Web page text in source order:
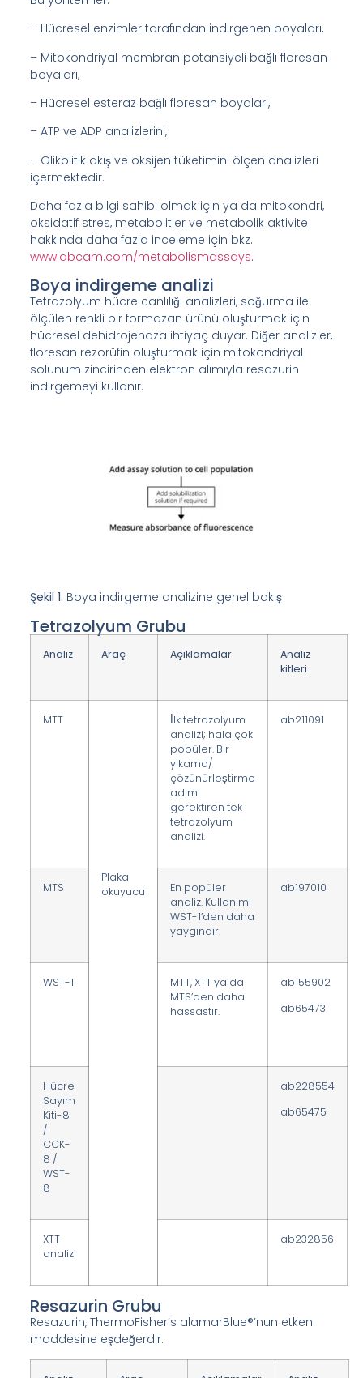
– Hücresel enzimler tarafından indirgenen boyaları,
– Mitokondriyal membran potansiyeli bağlı floresan
boyaları,
– Hücresel esteraz bağlı floresan boyaları,
– ATP ve ADP analizlerini,
– Glikolitik akış ve oksijen tüketimini ölçen analizleri
içermektedir.
Daha fazla bilgi sahibi olmak için ya da mitokondri,
oksidatif stres, metabolitler ve metabolik aktivite
hakkında daha fazla inceleme için bkz.
www.abcam.com/metabolismassays.
Boya indirgeme analizi
Tetrazolyum hücre canlılığı analizleri, soğurma ile
ölçülen renkli bir formazan ürünü oluşturmak için
hücresel dehidrojenaza ihtiyaç duyar. Diğer analizler,
floresan rezorüfin oluşturmak için mitokondriyal
solunum zincirinden elektron alımıyla resazurin
indirgemeyi kullanır.
Şekil 1. Boya indirgeme analizine genel bakış
Tetrazolyum Grubu
Analiz Araç Açıklamalar
Analiz
kitleri
MTT
Plaka
okuyucu
İlk tetrazolyum
analizi; hala çok
popüler. Bir
yıkama/
çözünürleştirme
adımı
gerektiren tek
tetrazolyum
analizi.
ab211091
MTS
En popüler
analiz. Kullanımı
WST-1’den daha
yaygındır.
ab197010
WST-1
MTT, XTT ya da
MTS’den daha
hassastır.
ab155902
ab65473
Hücre
Sayım
Kiti-8
/
CCK-
8 /
WST-
8
ab228554
ab65475
XTT
analizi
ab232856
Resazurin Grubu
Resazurin, ThermoFisher’s alamarBlue®’nun etken
maddesine eşdeğerdir.